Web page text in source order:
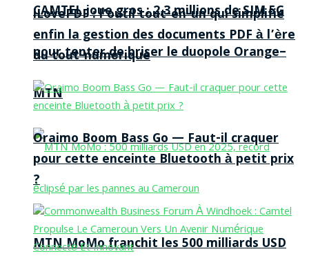
CAMTEL joue gros : 2,3 millions de SIM 5G
pour tenter de briser le duopole Orange–
MTN
MTN MoMo franchit les 500 milliards USD
iLovePDF : l’outil tout-en-un qui simplifie
enfin la gestion des documents PDF à l’ère
du tout-numérique
Oraimo Boom Bass Go — Faut-il craquer
pour cette enceinte Bluetooth à petit prix
?